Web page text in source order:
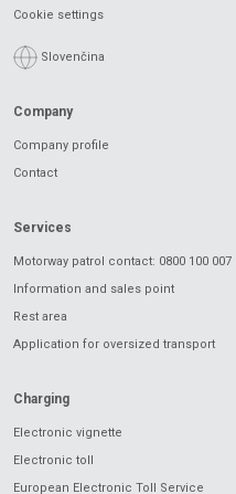
Cookie settings
Slovenčina
Company
Company profile
Contact
Services
Motorway patrol contact: 0800 100 007
Information and sales point
Rest area
Application for oversized transport
Charging
Electronic vignette
Electronic toll
European Electronic Toll Service